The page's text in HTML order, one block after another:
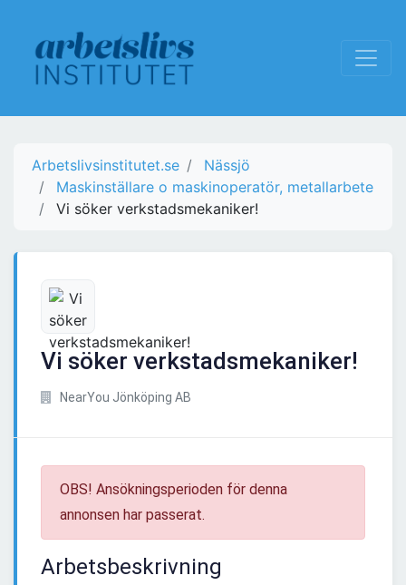
Arbetslivsinstitutet.se
Nässjö
Maskinställare o maskinoperatör, metallarbete
Vi söker verkstadsmekaniker!
Vi söker verkstadsmekaniker!
NearYou Jönköping AB
OBS! Ansökningsperioden för denna
annonsen har passerat.
Arbetsbeskrivning